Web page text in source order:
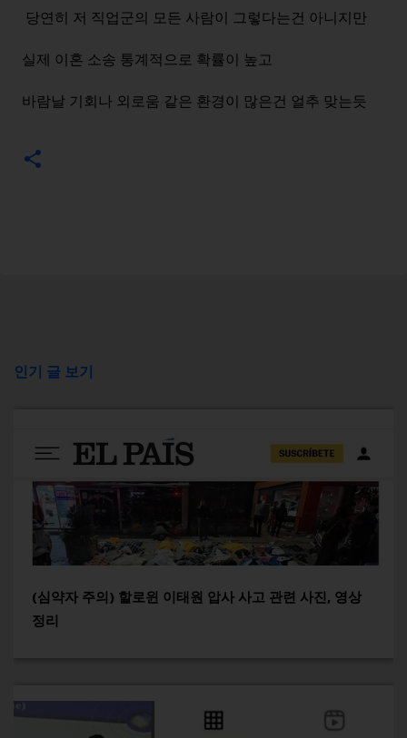
당연히 저 직업군의 모든 사람이 그렇다는건 아니지만
실제 이혼 소송 통계적으로 확률이 높고
바람날 기회나 외로움 같은 환경이 많은건 얼추 맞는듯
인기 글 보기
(심약자 주의) 할로윈 이태원 압사 사고 관련 사진, 영상
정리